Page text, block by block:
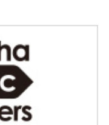
タル・リース課
わせ
ム